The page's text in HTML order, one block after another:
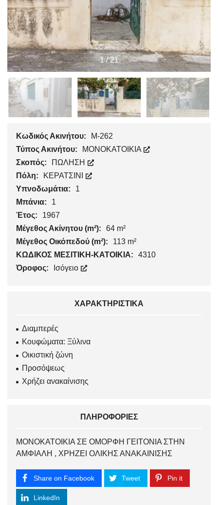
1/21
Κωδικός Ακινήτου:
Μ-262
Τύπος Ακινήτου:
ΜΟΝΟΚΑΤΟΙΚΙΑ
Σκοπός:
ΠΩΛΗΣΗ
Πόλη:
ΚΕΡΑΤΣΙΝΙ
Υπνοδωμάτια:
1
Μπάνια:
1
Έτος:
1967
Μέγεθος Ακίνητου (m²):
64 m²
Μέγεθος Οικόπεδού (m²):
113 m²
ΚΩΔΙΚΟΣ ΜΕΣΙΤΙΚΗ-ΚΑΤΟΙΚΙΑ:
4310
Όροφος:
Ισόγειο
ΧΑΡΑΚΤΗΡΙΣΤΙΚΆ
Διαμπερές
Κουφώματα: Ξύλινα
Οικιστική ζώνη
Προσόψεως
Χρήζει ανακαίνισης
ΠΛΗΡΟΦΟΡΊΕΣ
ΜΟΝΟΚΑΤΟΙΚΙΑ ΣΕ ΟΜΟΡΦΗ ΓΕΙΤΟΝΙΑ ΣΤΗΝ
ΑΜΦΙΑΛΗ , ΧΡΗΖΕΙ ΟΛΙΚΗΣ ΑΝΑΚΑΙΝΙΣΗΣ
Share on Facebook Tweet Pin it
LinkedIn